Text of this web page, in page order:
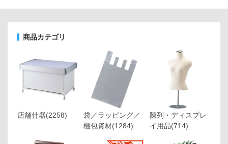
商品カテゴリ
店舗什器(2258)
袋／ラッピング／
梱包資材(1284)
陳列・ディスプレ
イ用品(714)